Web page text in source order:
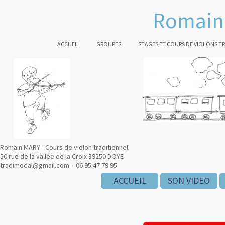
ACCUEIL GROUPES STAGES ET COURS DE VIOLONS
Romain MARY - Cours de violon traditionnel
50 rue de la vallée de la Croix 39250 DOYE
tradimodal@gmail.com - 06 95 47 79 95
ACCUEIL SON VIDEO
ACCUEIL SON VIDEO